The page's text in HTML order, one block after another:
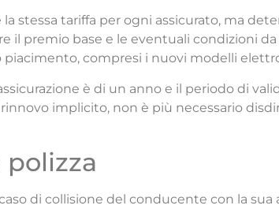
stessa tariffa per ogni assicurato, ma
il premio base e le eventuali condizioni
piacimento, compresi i nuovi modelli
è di un anno e il periodo di
implicito, non è più necessario
di collisione del conducente con la sua